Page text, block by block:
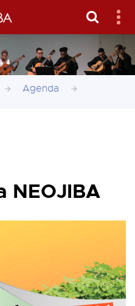
Agenda
NEOJIBA